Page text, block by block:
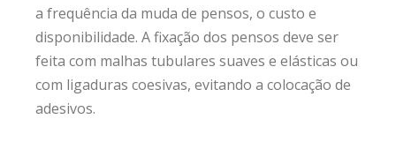
a frequência da muda de pensos, o custo e
disponibilidade. A fixação dos pensos deve ser
feita com malhas tubulares suaves e elásticas ou
com ligaduras coesivas, evitando a colocação de
adesivos.